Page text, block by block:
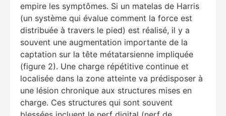
empire les symptômes. Si un matelas de Harris
(un système qui évalue comment la force est
distribuée à travers le pied) est réalisé, il y a
souvent une augmentation importante de la
captation sur la tête métatarsienne impliquée
(figure 2). Une charge répétitive continue et
localisée dans la zone atteinte va prédisposer à
une lésion chronique aux structures mises en
charge. Ces structures qui sont souvent